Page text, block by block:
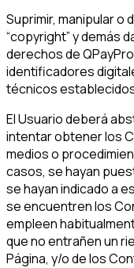
Suprimir, manipular o
“copyright” y demás
derechos de
identificadores
técnicos
El Usuario deberá
intentar obtener los
medios o
casos, se hayan
se hayan indicado a
se encuentren los
empleen
que no entrañen un
Página, y/o de los